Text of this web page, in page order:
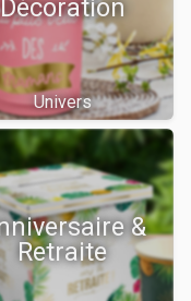
Décoration
Univers
&
Retraite